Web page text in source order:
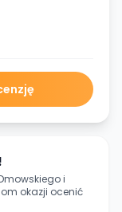
i
okazji ocenić